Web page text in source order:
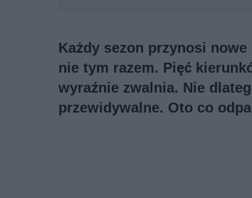
Każdy sezon przynosi
nie tym razem. Pięć
wyraźnie zwalnia. Nie
przewidywalne. Oto co